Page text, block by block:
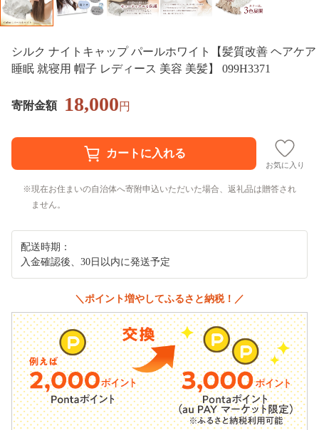
シルク ナイトキャップ パールホワイト【髪質改善 ヘアケア
睡眠 就寝用 帽子 レディース 美容 美髪】 099H3371
寄附金額 18,000円
お気に入り
現在お住まいの自治体へ寄附申込いただいた場合、返礼品は贈答され
ません。
配送時期：
入金確認後、30日以内に発送予定
＼ポイント増やしてふるさと納税！／